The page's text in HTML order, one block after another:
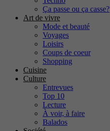
Ça passe ou ça casse?
Art de vivre
Mode et beauté
Voyages
Loisirs
Coups de coeur
Shopping
Cuisine
Culture
Entrevues
Top 10
Lecture
À voir, à faire
Balados